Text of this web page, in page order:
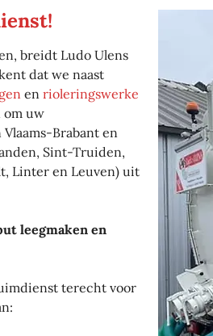
breidt Ludo Ulens
dat we naast
en rioleringswerke
om uw
Brabant en
Sint-Truiden,
Linter en Leuven) uit
leegmaken en
terecht voor